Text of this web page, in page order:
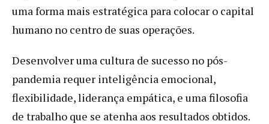
uma forma mais estratégica para colocar o capital
humano no centro de suas operações.
Desenvolver uma cultura de sucesso no pós-
pandemia requer inteligência emocional,
flexibilidade, liderança empática, e uma filosofia
de trabalho que se atenha aos resultados obtidos.